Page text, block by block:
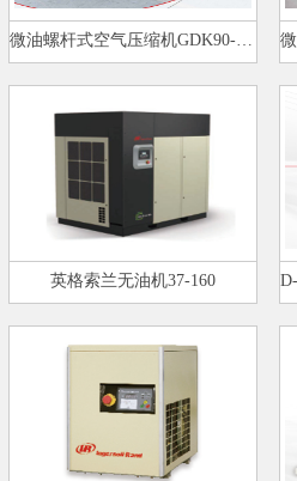
微油螺杆式空气压缩机GDK90-160k…
英格索兰无油机37-160